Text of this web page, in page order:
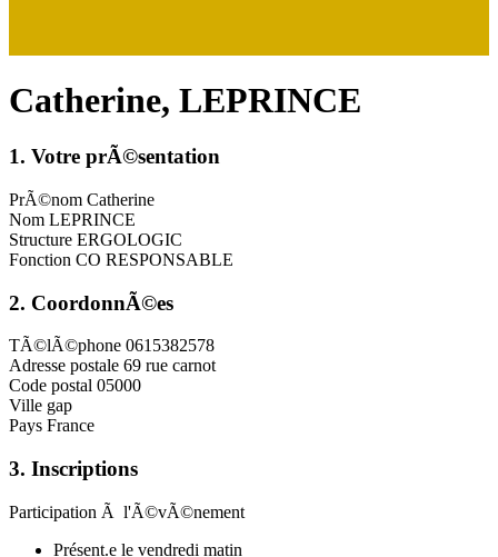
Catherine, LEPRINCE
1. Votre prÃ©sentation
PrÃ©nom Catherine
Nom LEPRINCE
Structure ERGOLOGIC
Fonction CO RESPONSABLE
2. CoordonnÃ©es
TÃ©lÃ©phone 0615382578
Adresse postale 69 rue carnot
Code postal 05000
Ville gap
Pays France
3. Inscriptions
Participation Ã l'Ã©vÃ©nement
Présent.e le vendredi matin